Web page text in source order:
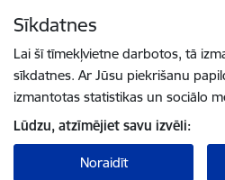
Sīkdatnes
Lai šī tīmekļvietne darbotos, tā
sīkdatnes. Ar Jūsu piekrišanu
izmantotas statistikas un sociālo
Lūdzu, atzīmējiet savu izvēli:
Noraidīt